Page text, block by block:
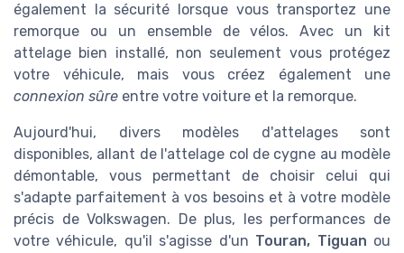
également la sécurité lorsque vous transportez une
remorque ou un ensemble de vélos. Avec un kit
attelage bien installé, non seulement vous protégez
votre véhicule, mais vous créez également une
connexion sûre entre votre voiture et la remorque.
Aujourd'hui, divers modèles d'attelages sont
disponibles, allant de l'attelage col de cygne au modèle
démontable, vous permettant de choisir celui qui
s'adapte parfaitement à vos besoins et à votre modèle
précis de Volkswagen. De plus, les performances de
votre véhicule, qu'il s'agisse d'un Touran, Tiguan ou